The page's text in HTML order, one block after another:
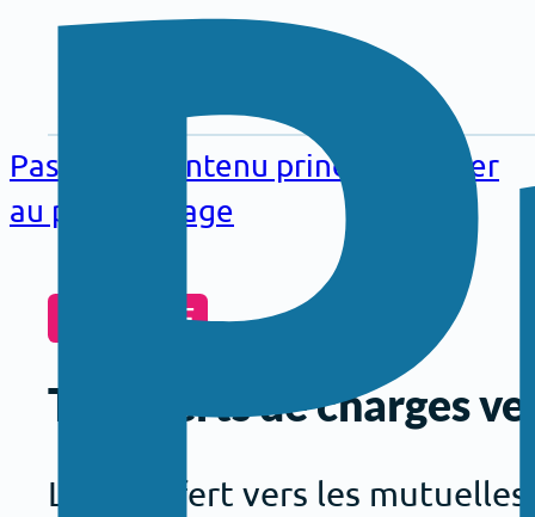
contenu
principal
Passer au contenu principal
Passer
au pied de page
PRATIQUE
Transferts de charges
Le transfert vers les